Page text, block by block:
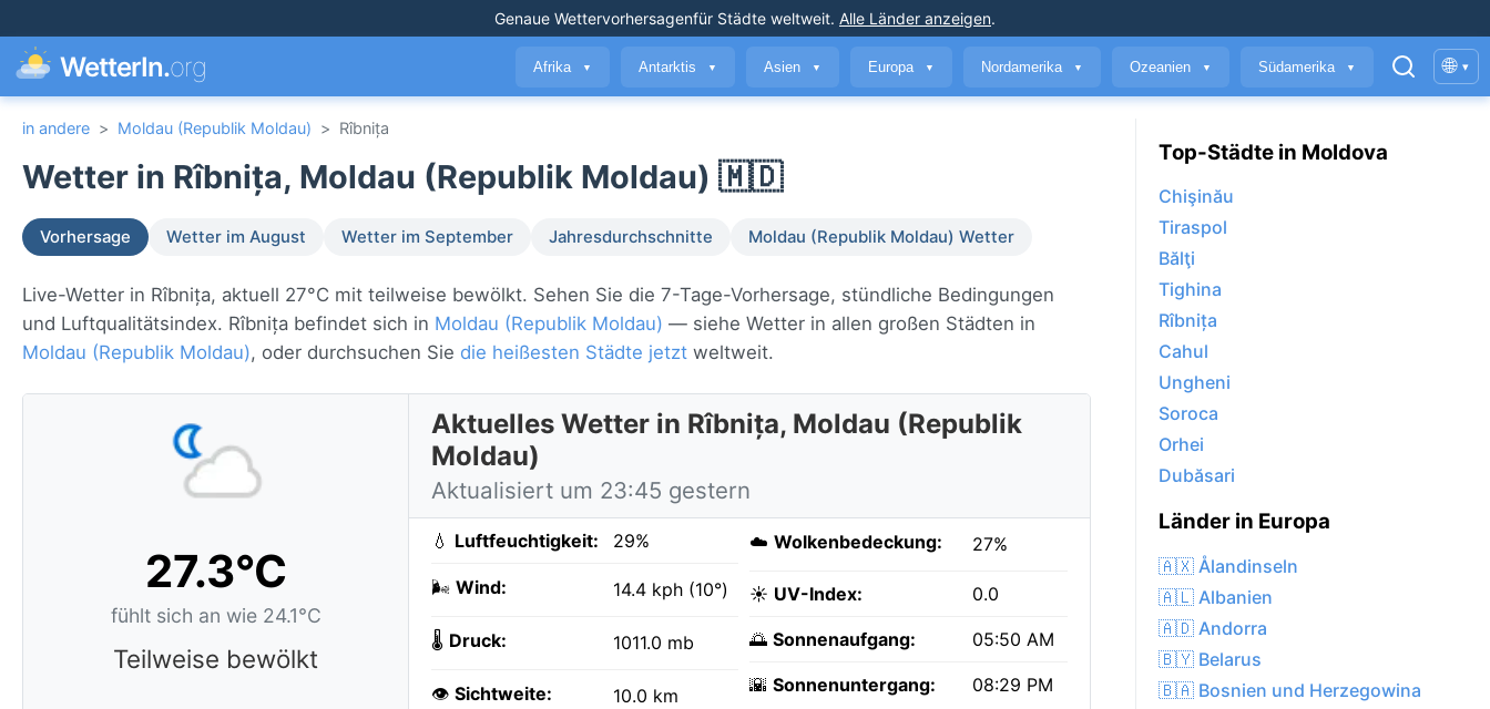
Genaue Wettervorhersagenfür Städte weltweit. Alle Länder anzeigen.
WetterIn.org Afrika ▼ Antarktis ▼ Asien ▼ Europa ▼ Nordamerika ▼ Ozeanien ▼ Südamerika ▼ 🌐 ▾
in andere > Moldau (Republik Moldau) > Rîbnița
Wetter in Rîbnița, Moldau (Republik Moldau) 🇲🇩
Vorhersage Wetter im August Wetter im September Jahresdurchschnitte Moldau (Republik Moldau) Wetter
Live-Wetter in Rîbnița, aktuell 27°C mit teilweise bewölkt. Sehen Sie die 7-Tage-Vorhersage, stündliche Bedingungen
und Luftqualitätsindex. Rîbnița befindet sich in Moldau (Republik Moldau) — siehe Wetter in allen großen Städten in
Moldau (Republik Moldau), oder durchsuchen Sie die heißesten Städte jetzt weltweit.
27.3°C
fühlt sich an wie 24.1°C
Teilweise bewölkt
Aktuelles Wetter in Rîbnița, Moldau (Republik
Moldau)
Aktualisiert um 23:45 gestern
💧 Luftfeuchtigkeit: 29%
🌬️ Wind: 14.4 kph (10°)
🌡️ Druck: 1011.0 mb
👁️ Sichtweite: 10.0 km
☁️ Wolkenbedeckung: 27%
☀️ UV-Index: 0.0
🌅 Sonnenaufgang: 05:50 AM
🌇 Sonnenuntergang: 08:29 PM
Top-Städte in Moldova
Chişinău
Tiraspol
Bălţi
Tighina
Rîbnița
Cahul
Ungheni
Soroca
Orhei
Dubăsari
Länder in Europa
🇦🇽 Ålandinseln
🇦🇱 Albanien
🇦🇩 Andorra
🇧🇾 Belarus
🇧🇦 Bosnien und Herzegowina